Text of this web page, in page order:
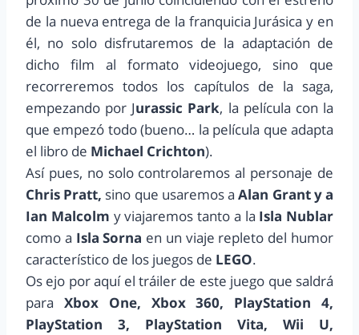
de la nueva entrega de la franquicia Jurásica y en
él, no solo disfrutaremos de la adaptación de
dicho film al formato videojuego, sino que
recorreremos todos los capítulos de la saga,
empezando por Jurassic Park, la película con la
que empezó todo (bueno… la película que adapta
el libro de Michael Crichton).
Así pues, no solo controlaremos al personaje de
Chris Pratt, sino que usaremos aAlan Grant y a
Ian Malcolm y viajaremos tanto a la Isla Nublar
como a Isla Sorna en un viaje repleto del humor
característico de los juegos de LEGO.
Os ejo por aquí el tráiler de este juego que saldrá
para Xbox One, Xbox 360, PlayStation 4,
PlayStation 3, PlayStation Vita, Wii U,